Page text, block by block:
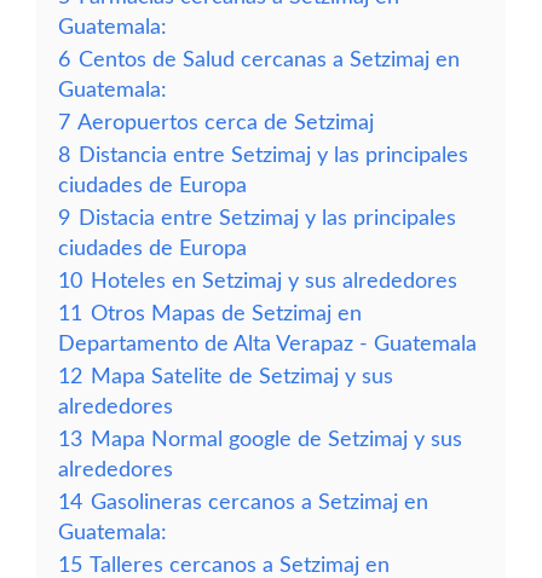
Guatemala:
6 Centos de Salud cercanas a Setzimaj en
Guatemala:
7 Aeropuertos cerca de Setzimaj
8 Distancia entre Setzimaj y las principales
ciudades de Europa
9 Distacia entre Setzimaj y las principales
ciudades de Europa
10 Hoteles en Setzimaj y sus alrededores
11 Otros Mapas de Setzimaj en
Departamento de Alta Verapaz - Guatemala
12 Mapa Satelite de Setzimaj y sus
alrededores
13 Mapa Normal google de Setzimaj y sus
alrededores
14 Gasolineras cercanos a Setzimaj en
Guatemala:
15 Talleres cercanos a Setzimaj en